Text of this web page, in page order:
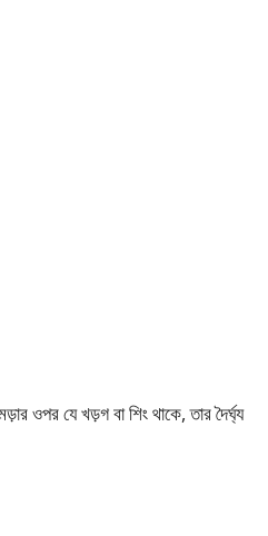
ওপর যে খড়গ বা শিং থাকে, তার দৈর্ঘ্য